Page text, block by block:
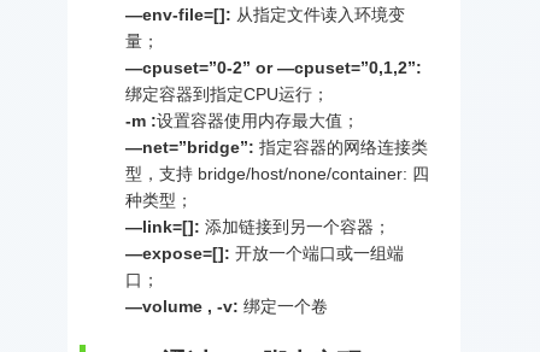
—env-file=[]: 从指定文件读入环境变
量；
—cpuset=”0-2” or —cpuset=”0,1,2”:
绑定容器到指定CPU运行；
-m :设置容器使用内存最大值；
—net=”bridge”: 指定容器的网络连接类
型，支持 bridge/host/none/container: 四
种类型；
—link=[]: 添加链接到另一个容器；
—expose=[]: 开放一个端口或一组端
口；
—volume , -v: 绑定一个卷